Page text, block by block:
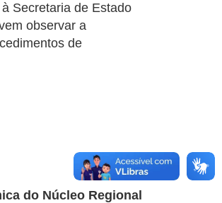
Secretaria de Estado
observar a
de
do Núcleo Regional